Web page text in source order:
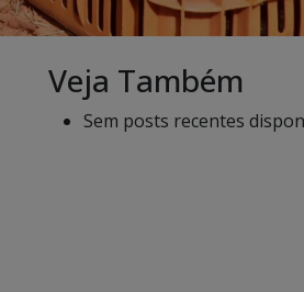
Veja Também
Sem posts recentes